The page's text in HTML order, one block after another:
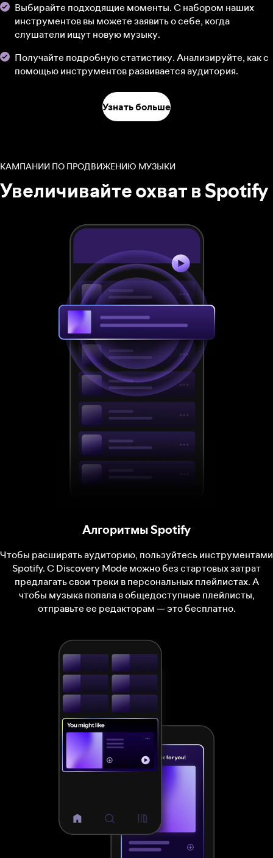
Выбирайте подходящие моменты. С набором наших
инструментов вы можете заявить о себе, когда
слушатели ищут новую музыку.
Получайте подробную статистику. Анализируйте, как с
помощью инструментов развивается аудитория.
Узнать больше
КАМПАНИИ ПО ПРОДВИЖЕНИЮ МУЗЫКИ
Увеличивайте охват в Spotify
Алгоритмы Spotify
Чтобы расширять аудиторию, пользуйтесь инструментами
Spotify. С Discovery Mode можно без стартовых затрат
предлагать свои треки в персональных плейлистах. А
чтобы музыка попала в общедоступные плейлисты,
отправьте ее редакторам — это бесплатно.